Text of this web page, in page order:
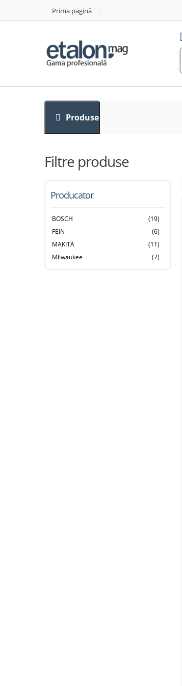
Prima pagină
Produse
Filtre produse
Producator
BOSCH
(19)
FEIN
(6)
MAKITA
(11)
Milwaukee
(7)